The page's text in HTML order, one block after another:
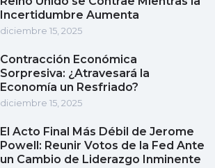
Incertidumbre Aumenta
diciembre 15, 2025
Contracción Económica
Sorpresiva: ¿Atravesará la
Economía un Resfriado?
diciembre 15, 2025
El Acto Final Más Débil de Jerome
Powell: Reunir Votos de la Fed Ante
un Cambio de Liderazgo Inminente